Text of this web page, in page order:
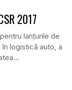
2017
lanțurile de
logistică auto, a